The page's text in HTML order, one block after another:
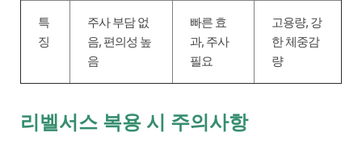
특
징
주사 부담 없
음, 편의성 높
음
빠른 효
과, 주사
필요
고용량, 강
한 체중감
량
리벨서스 복용 시 주의사항